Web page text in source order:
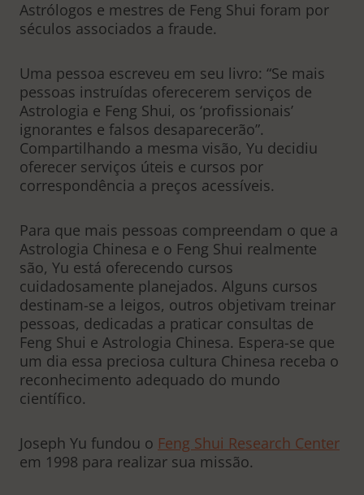
Astrólogos e mestres de Feng Shui foram por
séculos associados a fraude.
Uma pessoa escreveu em seu livro: “Se mais
pessoas instruídas oferecerem serviços de
Astrologia e Feng Shui, os ‘profissionais’
ignorantes e falsos desaparecerão”.
Compartilhando a mesma visão, Yu decidiu
oferecer serviços úteis e cursos por
correspondência a preços acessíveis.
Para que mais pessoas compreendam o que a
Astrologia Chinesa e o Feng Shui realmente
são, Yu está oferecendo cursos
cuidadosamente planejados. Alguns cursos
destinam-se a leigos, outros objetivam treinar
pessoas, dedicadas a praticar consultas de
Feng Shui e Astrologia Chinesa. Espera-se que
um dia essa preciosa cultura Chinesa receba o
reconhecimento adequado do mundo
científico.
Joseph Yu fundou o Feng Shui Research Center
em 1998 para realizar sua missão.